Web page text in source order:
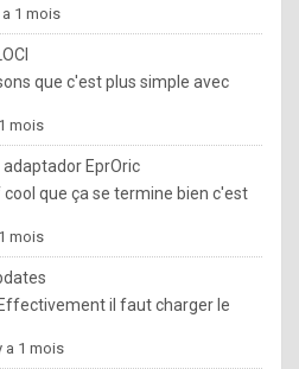
w
a
n
t
o
n
o
w
h
a 1 mois
que c'est plus simple avec
mois
EprOric
que ça se termine bien c'est
mois
il faut charger le
a 1 mois